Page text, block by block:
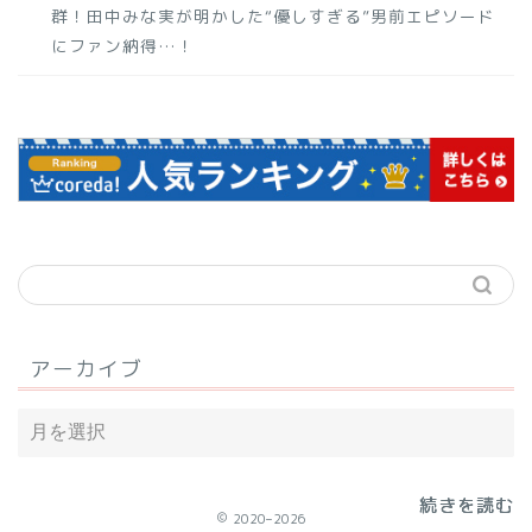
続きを読む
続きを読む
続きを読む
群！田中みな実が明かした“優しすぎる”男前エピソード
にファン納得…！
アーカイブ
2020–2026